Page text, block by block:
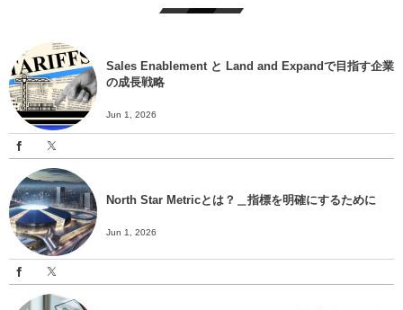
Sales Enablement と Land and Expandで目指す企業
の成長戦略
Jun 1, 2026
North Star Metricとは？＿指標を明確にするために
Jun 1, 2026